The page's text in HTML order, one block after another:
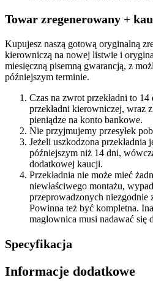
Towar zregenerowany +
Kupujesz naszą gotową oryginalną
kierowniczą na nowej listwie i
miesięczną pisemną gwarancją, z
późniejszym terminie.
Czas na zwrot przekładni to
przekładni kierowniczej, wraz
pieniądze na konto bankowe.
Nie przyjmujemy przesyłek
Jeżeli uszkodzona przekładnia
późniejszym niż 14 dni,
dodatkowej kaucji.
Przekładnia nie może mieć
niewłaściwego montażu,
przeprowadzonych niezgodnie
Powinna też być kompletna.
maglownica musi nadawać się
Specyfikacja
Informacje dodatkowe